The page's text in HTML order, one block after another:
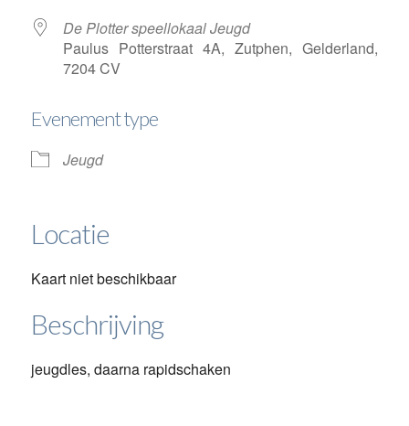
De Plotter speellokaal Jeugd
Paulus Potterstraat 4A, Zutphen, Gelderland,
7204 CV
Evenement type
Jeugd
Locatie
Kaart niet beschikbaar
Beschrijving
jeugdles, daarna rapidschaken